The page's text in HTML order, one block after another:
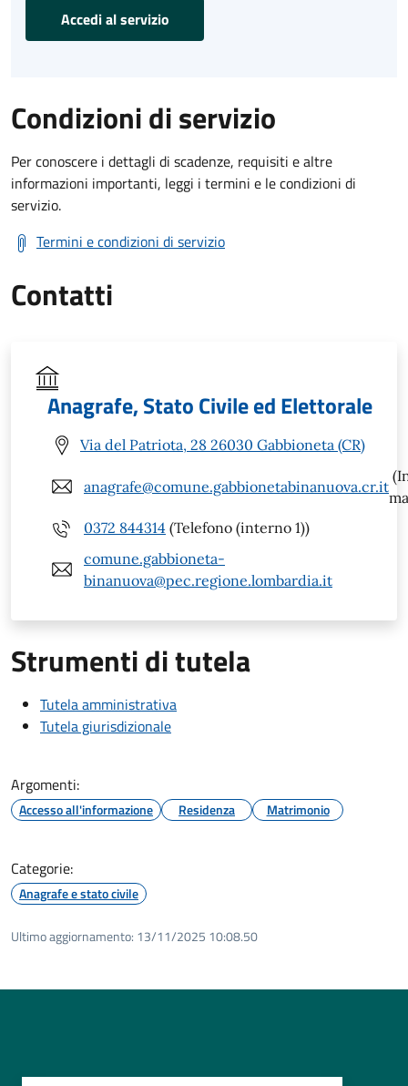
Accedi al servizio
Condizioni di servizio
Per conoscere i dettagli di scadenze, requisiti e altre
informazioni importanti, leggi i termini e le condizioni di
servizio.
Termini e condizioni di servizio
Contatti
Anagrafe, Stato Civile ed Elettorale
Via del Patriota, 28 26030 Gabbioneta (CR)
anagrafe@comune.gabbionetabinanuova.cr.it
0372 844314 (Telefono (interno 1))
comune.gabbioneta-
binanuova@pec.regione.lombardia.it
Strumenti di tutela
Tutela amministrativa
Tutela giurisdizionale
Argomenti:
Accesso all'informazione Residenza Matrimonio
Categorie:
Anagrafe e stato civile
Ultimo aggiornamento: 13/11/2025 10:08.50